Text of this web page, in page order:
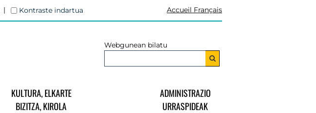
Kontraste indartua Accueil Français
Webgunean bilatu
KULTURA, ELKARTE
BIZITZA, KIROLA
ADMINISTRAZIO
URRASPIDEAK